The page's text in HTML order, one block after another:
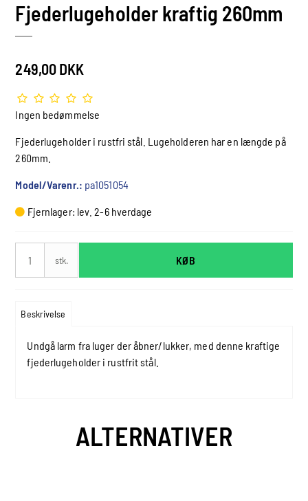
Fjederlugeholder kraftig 260mm
249,00 DKK
Ingen bedømmelse
Fjederlugeholder i rustfri stål. Lugeholderen har en længde på
260mm.
Model/Varenr.: pa1051054
Fjernlager: lev. 2-6 hverdage
stk. KØB
Beskrivelse
Undgå larm fra luger der åbner/lukker, med denne kraftige
fjederlugeholder i rustfrit stål.
ALTERNATIVER